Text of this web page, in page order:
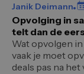
Janik Deimann
Opvolging in
telt dan de
Wat opvolgen
vaak je moet
deals pas na